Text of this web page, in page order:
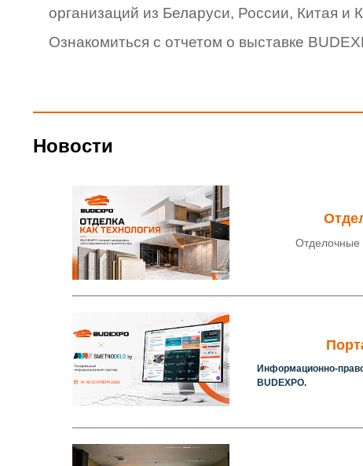
организаций из Беларуси, России, Китая и
Ознакомиться с отчетом о выставке
Новости
Отделочные
Информационно-
BUDEXPO.